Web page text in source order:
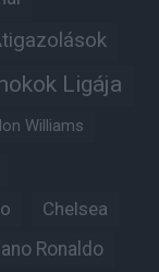
Ligája
Williams
Chelsea
Ronaldo